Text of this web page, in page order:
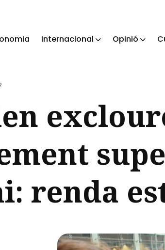
Internacional Opinió
Blog
renda